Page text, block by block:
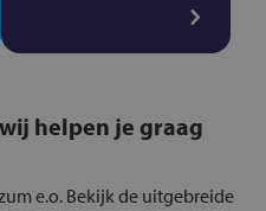
helpen je graag
e.o. Bekijk de uitgebreide